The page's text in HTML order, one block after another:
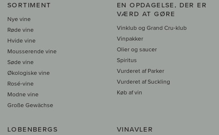
SORTIMENT
Nye vine
Røde vine
Hvide vine
Mousserende vine
Søde vine
Økologiske vine
Rosé-vine
Modne vine
Große Gewächse
EN OPDAGELSE, DER ER
VÆRD AT GØRE
Vinklub og Grand Cru-klub
Vinpakker
Olier og saucer
Spiritus
Vurderet af Parker
Vurderet af Suckling
Køb af vin
LOBENBERGS VINAVLER